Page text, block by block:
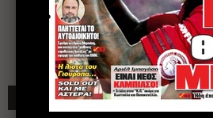
ΣΥΝΔΕΘΕΙΤΕ